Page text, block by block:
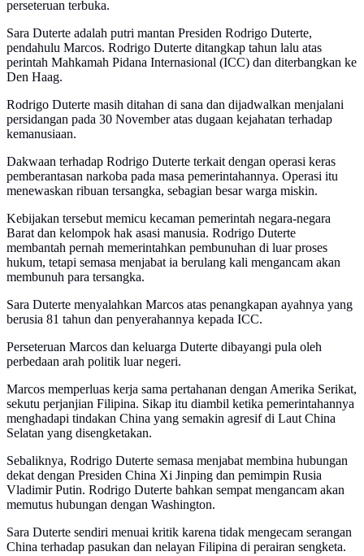
perseteruan terbuka.
Sara Duterte adalah putri mantan Presiden Rodrigo Duterte,
pendahulu Marcos. Rodrigo Duterte ditangkap tahun lalu atas
perintah Mahkamah Pidana Internasional (ICC) dan diterbangkan ke
Den Haag.
Rodrigo Duterte masih ditahan di sana dan dijadwalkan menjalani
persidangan pada 30 November atas dugaan kejahatan terhadap
kemanusiaan.
Dakwaan terhadap Rodrigo Duterte terkait dengan operasi keras
pemberantasan narkoba pada masa pemerintahannya. Operasi itu
menewaskan ribuan tersangka, sebagian besar warga miskin.
Kebijakan tersebut memicu kecaman pemerintah negara-negara
Barat dan kelompok hak asasi manusia. Rodrigo Duterte
membantah pernah memerintahkan pembunuhan di luar proses
hukum, tetapi semasa menjabat ia berulang kali mengancam akan
membunuh para tersangka.
Sara Duterte menyalahkan Marcos atas penangkapan ayahnya yang
berusia 81 tahun dan penyerahannya kepada ICC.
Perseteruan Marcos dan keluarga Duterte dibayangi pula oleh
perbedaan arah politik luar negeri.
Marcos memperluas kerja sama pertahanan dengan Amerika Serikat,
sekutu perjanjian Filipina. Sikap itu diambil ketika pemerintahannya
menghadapi tindakan China yang semakin agresif di Laut China
Selatan yang disengketakan.
Sebaliknya, Rodrigo Duterte semasa menjabat membina hubungan
dekat dengan Presiden China Xi Jinping dan pemimpin Rusia
Vladimir Putin. Rodrigo Duterte bahkan sempat mengancam akan
memutus hubungan dengan Washington.
Sara Duterte sendiri menuai kritik karena tidak mengecam serangan
China terhadap pasukan dan nelayan Filipina di perairan sengketa.